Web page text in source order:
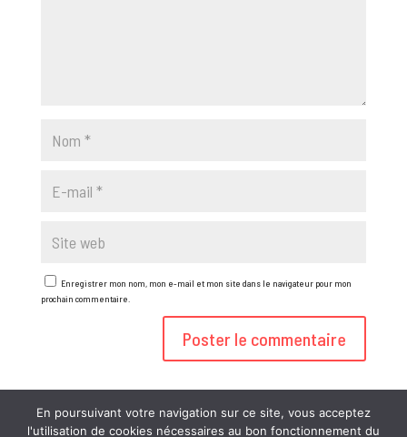
Enregistrer mon nom, mon e-mail et mon site dans le navigateur pour mon
prochain commentaire.
En poursuivant votre navigation sur ce site, vous acceptez
l'utilisation de cookies nécessaires au bon fonctionnement du